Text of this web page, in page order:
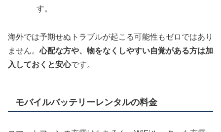
す。
海外では予期せぬトラブルが起こる可能性もゼロではあり
ません。心配な方や、物をなくしやすい自覚がある方は加
入しておくと安心です。
モバイルバッテリーレンタルの料金